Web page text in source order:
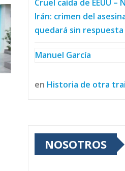
Cruel caída de EEUU
Irán: crimen del
quedará sin respuesta
Manuel García
en Historia de otra
NOSOTROS